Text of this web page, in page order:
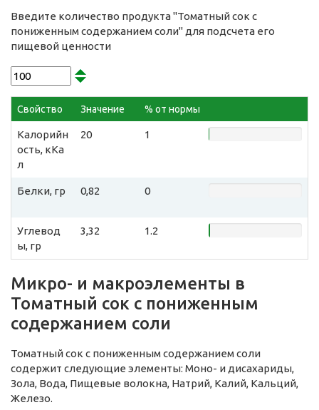
Введите количество продукта "Томатный сок с
пониженным содержанием соли" для подсчета его
пищевой ценности
Свойство Значение % от нормы
Калорийн
ость, кКа
л
20 1
Белки, гр 0,82 0
Углевод
ы, гр
3,32 1.2
Микро- и макроэлементы в
Томатный сок с пониженным
содержанием соли
Томатный сок с пониженным содержанием соли
содержит следующие элементы: Моно- и дисахариды,
Зола, Вода, Пищевые волокна, Натрий, Калий, Кальций,
Железо.